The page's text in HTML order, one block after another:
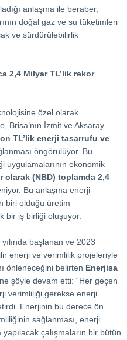
anlaşma ile beraber,
doğal gaz ve su tüketimleri
ve sürdürülebilirlik
2,4 Milyar TL’lik rekor
özel olarak
Brisa’nın İzmit ve Aksaray
TL’lik enerji tasarrufu ve
öngörülüyor. Bu
uygulamalarının ekonomik
olarak (NBD) toplamda 2,4
Bu anlaşma enerji
biri olduğu üretim
bir iş birliği oluşuyor.
yılında başlanan ve 2023
enerji ve verimlilik projeleriyle
önleneceğini belirten Enerjisa
şöyle devam etti: “Her geçen
verimliliği gerekse enerji
Enerjinin bu derece ön
sağlanması, enerji
çalışmaların bir bütün